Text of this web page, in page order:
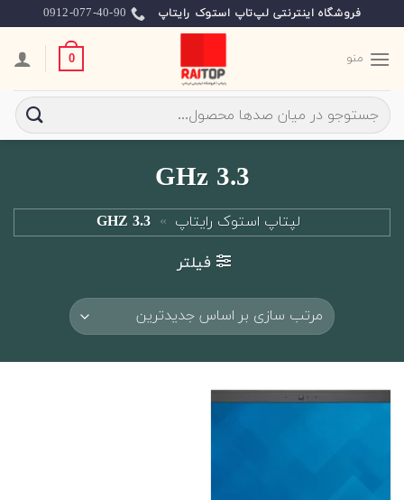
to
content
فروشگاه اینترنتی لپ‌تاپ استوک رایتاپ 0912-077-40-90
منو 0
جستجو
برای:
3.3 GHz
لپتاپ استوک رایتاپ »
3.3 GHZ
فیلتر